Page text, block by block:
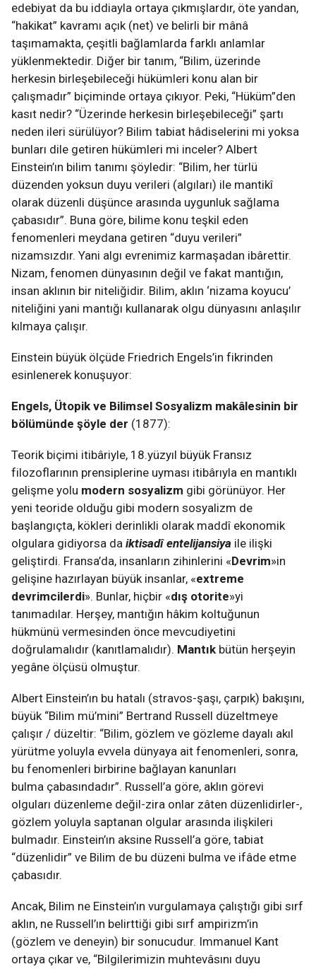
edebiyat da bu iddiayla ortaya çıkmışlardır, öte yandan,
“hakikat” kavramı açık (net) ve belirli bir mânâ
taşımamakta, çeşitli bağlamlarda farklı anlamlar
yüklenmektedir. Diğer bir tanım, “Bilim, üzerinde
herkesin birleşebileceği hükümleri konu alan bir
çalışmadır” biçiminde ortaya çıkıyor. Peki, “Hüküm”den
kasıt nedir? “Üzerinde herkesin birleşebileceği” şartı
neden ileri sürülüyor? Bilim tabiat hâdiselerini mi yoksa
bunları dile getiren hükümleri mi inceler? Albert
Einstein’ın bilim tanımı şöyledir: “Bilim, her türlü
düzenden yoksun duyu verileri (algıları) ile mantikî
olarak düzenli düşünce arasında uygunluk sağlama
çabasıdır”. Buna göre, bilime konu teşkil eden
fenomenleri meydana getiren “duyu verileri”
nizamsızdır. Yani algı evrenimiz karmaşadan ibârettir.
Nizam, fenomen dünyasının değil ve fakat mantığın,
insan aklının bir niteliğidir. Bilim, aklın ‘nizama koyucu’
niteliğini yani mantığı kullanarak olgu dünyasını anlaşılır
kılmaya çalışır.
Einstein büyük ölçüde Friedrich Engels’in fikrinden
esinlenerek konuşuyor:
Engels, Ütopik ve Bilimsel Sosyalizm makâlesinin bir
bölümünde şöyle der (1877):
Teorik biçimi itibâriyle, 18.yüzyıl büyük Fransız
filozoflarının prensiplerine uyması itibârıyla en mantıklı
gelişme yolu modern sosyalizm gibi görünüyor. Her
yeni teoride olduğu gibi modern sosyalizm de
başlangıçta, kökleri derinlikli olarak maddî ekonomik
olgulara gidiyorsa da iktisadî entelijansiya ile ilişki
geliştirdi. Fransa’da, insanların zihinlerini «Devrim»in
gelişine hazırlayan büyük insanlar, «extreme
devrimcilerdi». Bunlar, hiçbir «dış otorite»yi
tanımadılar. Herşey, mantığın hâkim koltuğunun
hükmünü vermesinden önce mevcudiyetini
doğrulamalıdır (kanıtlamalıdır). Mantık bütün herşeyin
yegâne ölçüsü olmuştur.
Albert Einstein’ın bu hatalı (stravos-şaşı, çarpık) bakışını,
büyük “Bilim mü’mini” Bertrand Russell düzeltmeye
çalışır / düzeltir: “Bilim, gözlem ve gözleme dayalı akıl
yürütme yoluyla evvela dünyaya ait fenomenleri, sonra,
bu fenomenleri birbirine bağlayan kanunları
bulma çabasındadır”. Russell’a göre, aklın görevi
olguları düzenleme değil-zira onlar zâten düzenlidirler-,
gözlem yoluyla saptanan olgular arasında ilişkileri
bulmadır. Einstein’ın aksine Russell’a göre, tabiat
“düzenlidir” ve Bilim de bu düzeni bulma ve ifâde etme
çabasıdır.
Ancak, Bilim ne Einstein’ın vurgulamaya çalıştığı gibi sırf
aklın, ne Russell’ın belirttiği gibi sırf ampirizm’in
(gözlem ve deneyin) bir sonucudur. Immanuel Kant
ortaya çıkar ve, “Bilgilerimizin muhtevâsını duyu